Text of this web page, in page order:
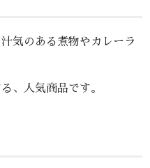
気のある煮物やカレーラ
、人気商品です。